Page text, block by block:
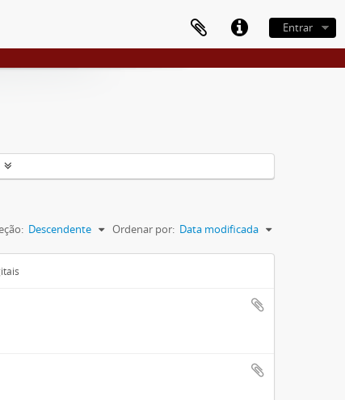
Entrar
Ordenar por: Data modificada
Descendente